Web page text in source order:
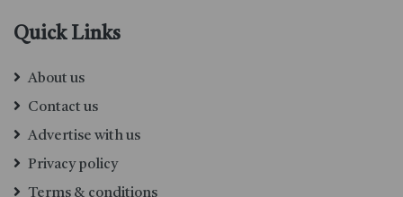
Quick Links
About us
Contact us
Advertise with us
Privacy policy
Terms & conditions